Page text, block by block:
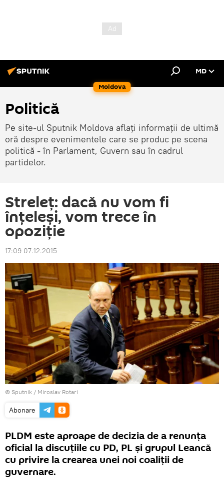
Moldova
MD
Politică
Pe site-ul Sputnik Moldova aflați informații de ultimă
oră despre evenimentele care se produc pe scena
politică - în Parlament, Guvern sau în cadrul
partidelor.
Streleţ: dacă nu vom fi
înţeleşi, vom trece în
opoziţie
17:09 07.12.2015
© Sputnik / Miroslav Rotari
Abonare
PLDM este aproape de decizia de a renunţa
oficial la discuţiile cu PD, PL şi grupul Leancă
cu privire la crearea unei noi coaliţii de
guvernare.